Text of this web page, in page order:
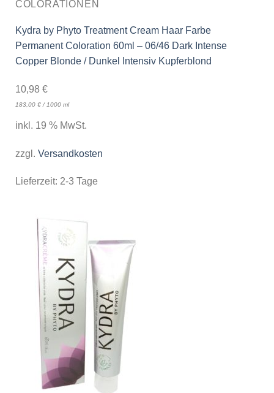
COLORATIONEN
Kydra by Phyto Treatment Cream Haar Farbe
Permanent Coloration 60ml – 06/46 Dark Intense
Copper Blonde / Dunkel Intensiv Kupferblond
10,98 €
183,00 €/ 1000 ml
inkl. 19 % MwSt.
zzgl. Versandkosten
Lieferzeit: 2-3 Tage